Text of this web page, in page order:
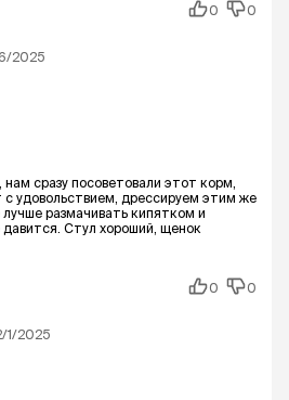
0
0
2025
сразу посоветовали этот корм,
удовольствием, дрессируем этим же
размачивать кипятком и
Стул хороший, щенок
0 0
1/2025